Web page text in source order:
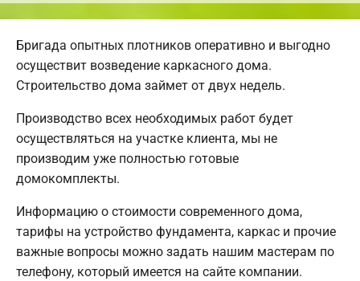
Бригада опытных плотников оперативно и выгодно
осуществит возведение каркасного дома.
Строительство дома займет от двух недель.
Производство всех необходимых работ будет
осуществляться на участке клиента, мы не
производим уже полностью готовые
домокомплекты.
Информацию о стоимости современного дома,
тарифы на устройство фундамента, каркас и прочие
важные вопросы можно задать нашим мастерам по
телефону, который имеется на сайте компании.